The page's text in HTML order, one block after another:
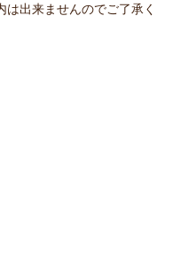
出来ませんのでご了承く